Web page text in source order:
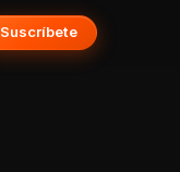
Suscríbete